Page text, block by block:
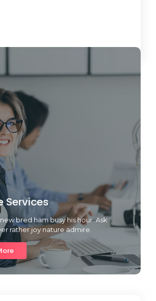
Services
bred ham busy his hour. Ask
rather joy nature admire.